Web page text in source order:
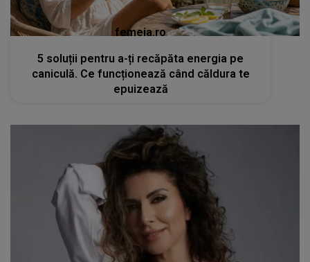
femeia.ro
5 soluții pentru a-ți recăpăta energia pe
caniculă. Ce funcționează când căldura te
epuizează